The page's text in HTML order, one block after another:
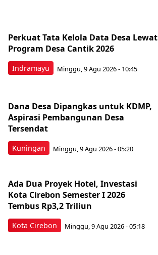
Indramayu
Perkuat Tata Kelola Data Desa Lewat
Program Desa Cantik 2026
Minggu, 9 Agu 2026 - 10:45
Kuningan
Dana Desa Dipangkas untuk KDMP,
Aspirasi Pembangunan Desa
Tersendat
Minggu, 9 Agu 2026 - 05:20
Kota Cirebon
Ada Dua Proyek Hotel, Investasi
Kota Cirebon Semester I 2026
Tembus Rp3,2 Triliun
Minggu, 9 Agu 2026 - 05:18